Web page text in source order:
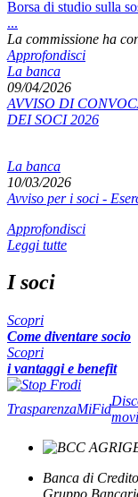
Borsa di studio sulla
...
La commissione ha
Approfondisci
La banca
09/04/2026
AVVISO DI
DEI SOCI 2026
La banca
10/03/2026
Avviso per i soci -
Approfondisci
Leggi tutte
I soci
Scopri
Come diventare socio
Scopri
i vantaggi e benefit
TrasparenzaMiFid
Banca di